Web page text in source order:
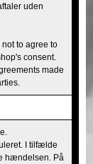
uden
to agree to
consent.
made
I tilfælde
hændelsen. På